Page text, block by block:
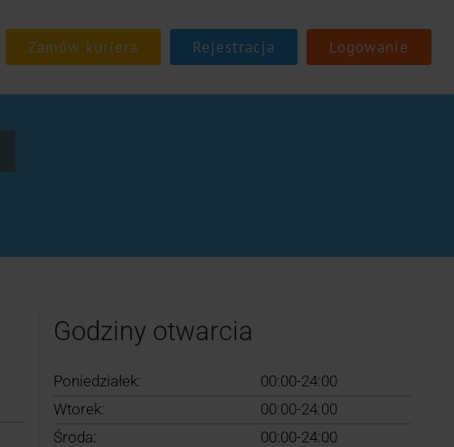
Rejestracja Logowanie
Godziny otwarcia
Poniedziałek:
00:00-24:00
Wtorek:
00:00-24:00
Środa:
00:00-24:00